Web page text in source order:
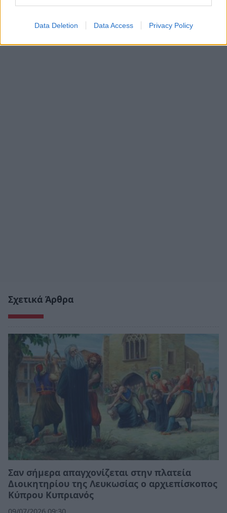
Data Deletion Data Access Privacy Policy
Σχετικά Άρθρα
Σαν σήμερα απαγχονίζεται στην πλατεία
Διοικητηρίου της Λευκωσίας ο αρχιεπίσκοπος
Κύπρου Κυπριανός